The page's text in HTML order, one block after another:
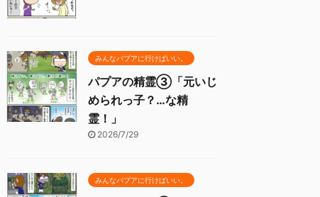
みんなパプアに行けばいい。
パプアの精霊③「元いじ
められっ子？…な精
霊！」
2026/7/29
みんなパプアに行けばいい。